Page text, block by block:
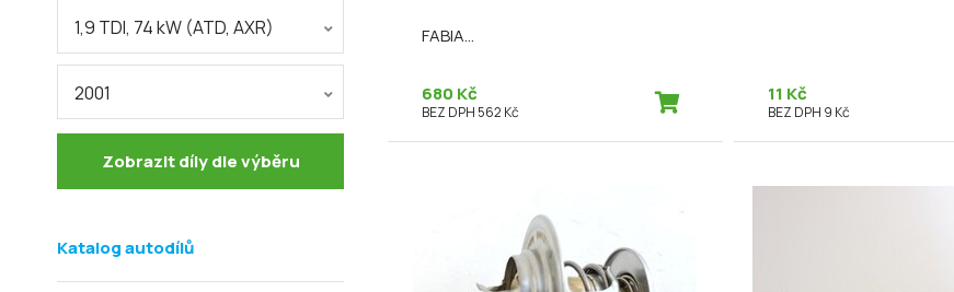
FABIA...
680 Kč
BEZ DPH 562 Kč
11 Kč
BEZ DPH 9 Kč
1,9 TDI, 74 kW (ATD, AXR)
2001
Zobrazit díly dle výběru
Katalog autodílů